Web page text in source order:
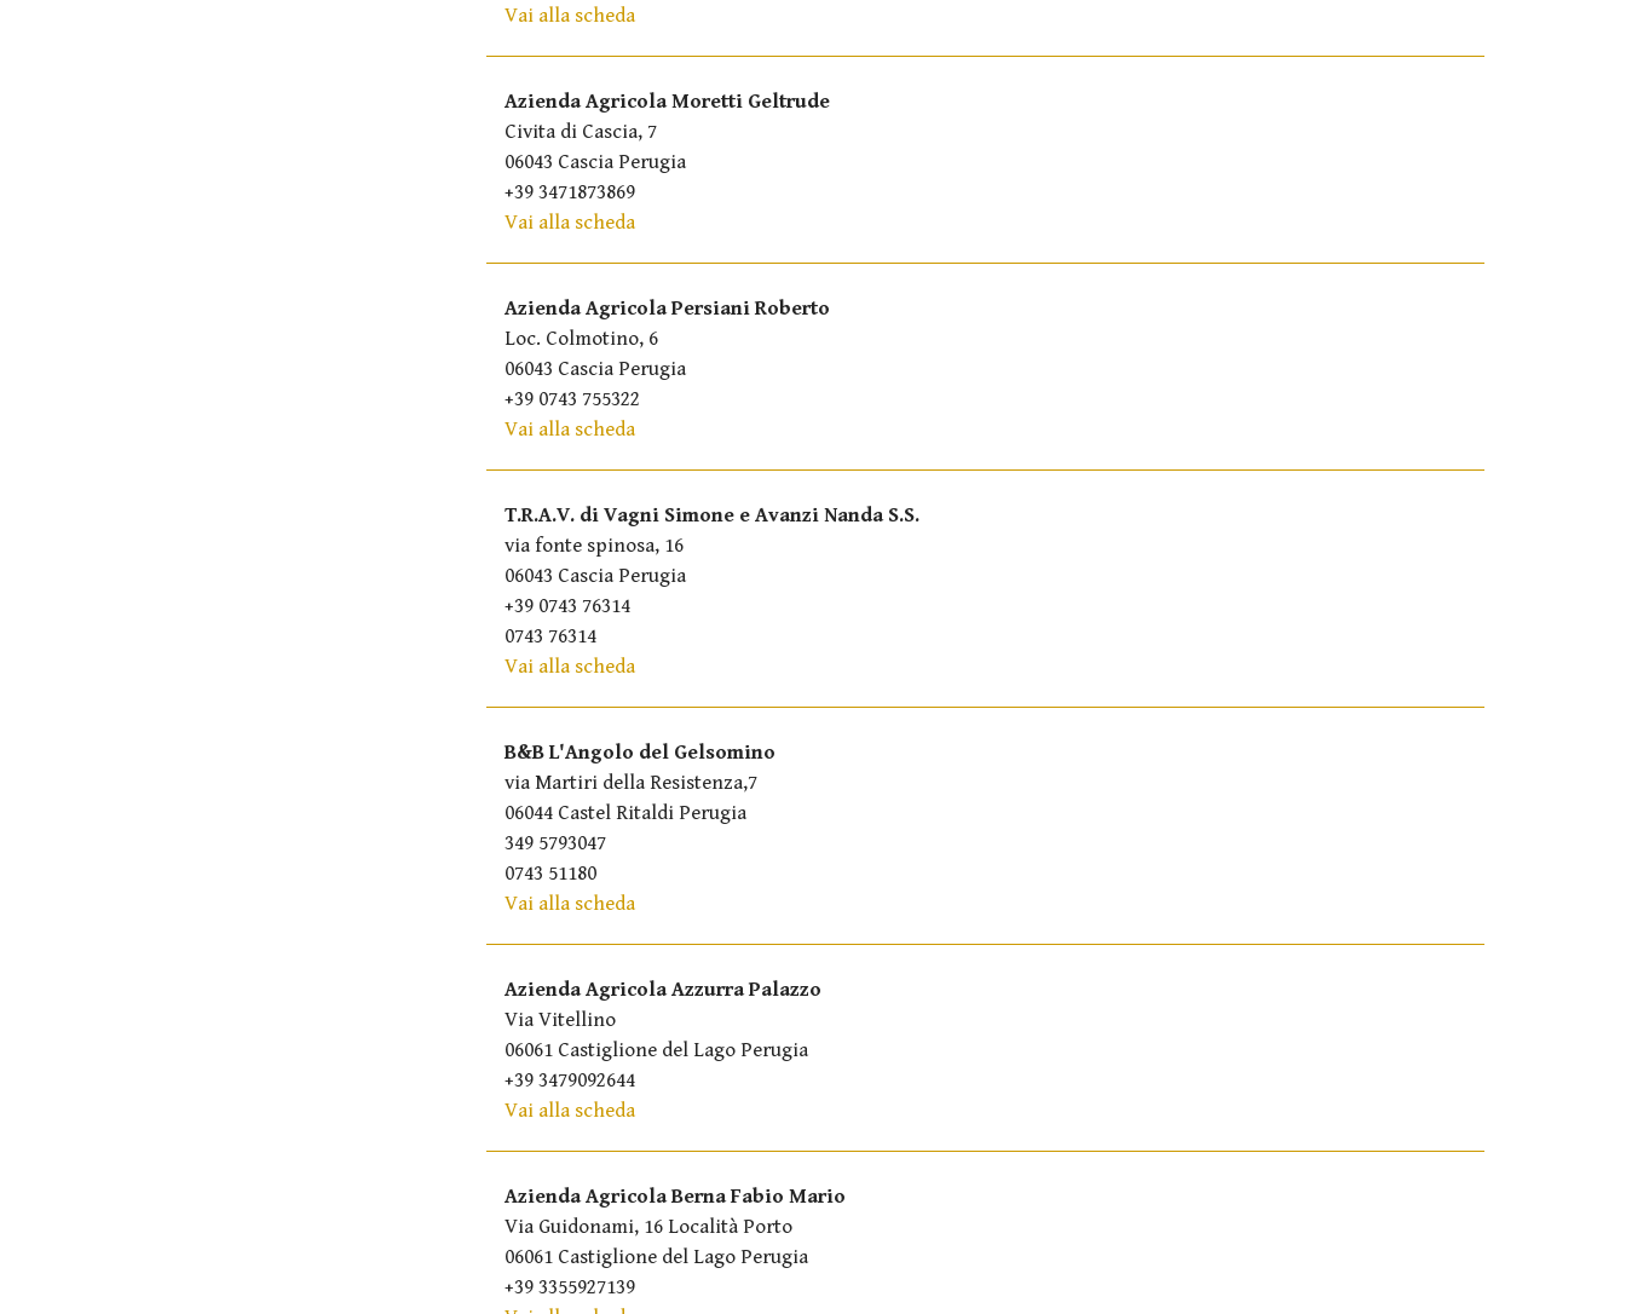
Vai alla scheda
Azienda Agricola Moretti Geltrude
Civita di Cascia, 7
06043 Cascia Perugia
+39 3471873869
Vai alla scheda
Azienda Agricola Persiani Roberto
Loc. Colmotino, 6
06043 Cascia Perugia
+39 0743 755322
Vai alla scheda
T.R.A.V. di Vagni Simone e Avanzi Nanda S.S.
via fonte spinosa, 16
06043 Cascia Perugia
+39 0743 76314
0743 76314
Vai alla scheda
B&B L'Angolo del Gelsomino
via Martiri della Resistenza,7
06044 Castel Ritaldi Perugia
349 5793047
0743 51180
Vai alla scheda
Azienda Agricola Azzurra Palazzo
Via Vitellino
06061 Castiglione del Lago Perugia
+39 3479092644
Vai alla scheda
Azienda Agricola Berna Fabio Mario
Via Guidonami, 16 Località Porto
06061 Castiglione del Lago Perugia
+39 3355927139